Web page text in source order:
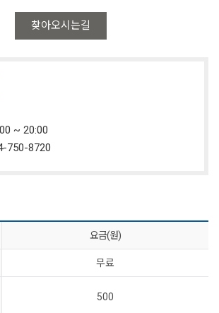
찾아오시는길
~ 20:00
750-8720
요금(원)
무료
500